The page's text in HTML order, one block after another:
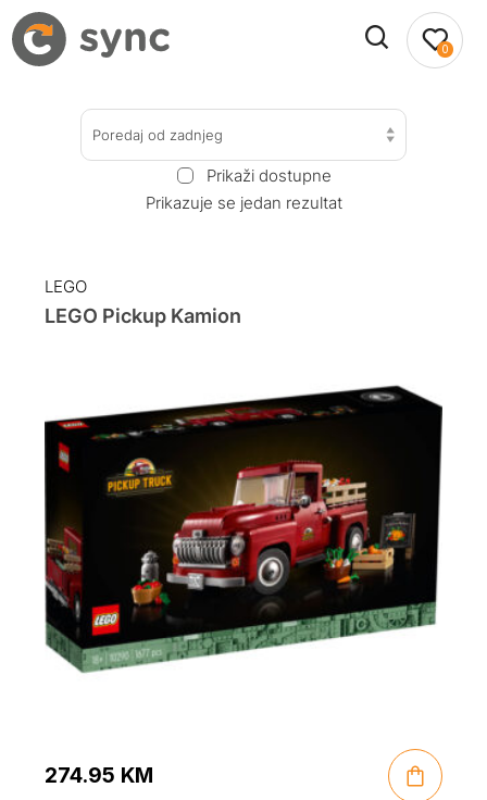
0
Poredaj od zadnjeg
Prikaži dostupne
Prikazuje se jedan rezultat
LEGO
LEGO Pickup Kamion
274.95 KM